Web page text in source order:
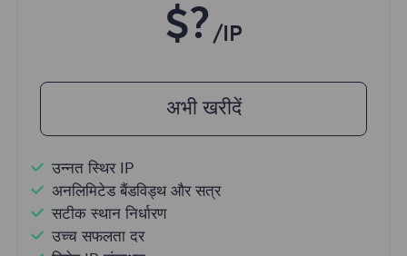
$? /IP
अभी खरीदें
उन्नत स्थिर IP
अनलिमिटेड बैंडविड्थ और सत्र
सटीक स्थान निर्धारण
उच्च सफलता दर